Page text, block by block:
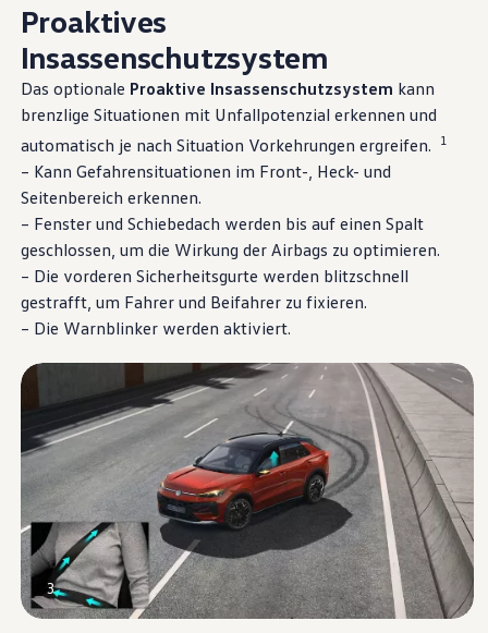
Proaktives
Insassenschutzsystem
Das optionale Proaktive Insassenschutzsystem kann
brenzlige Situationen mit Unfallpotenzial erkennen und
automatisch je nach Situation Vorkehrungen ergreifen.
1
– Kann Gefahrensituationen im Front-, Heck- und
Seitenbereich erkennen.
– Fenster und Schiebedach werden bis auf einen Spalt
geschlossen, um die Wirkung der Airbags zu optimieren.
– Die vorderen Sicherheitsgurte werden blitzschnell
gestrafft, um Fahrer und Beifahrer zu fixieren.
– Die Warnblinker werden aktiviert.
3